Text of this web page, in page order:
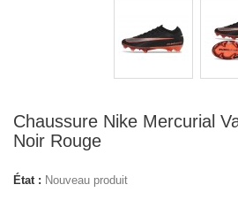
Chaussure Nike Mercurial
Noir Rouge
État : Nouveau produit